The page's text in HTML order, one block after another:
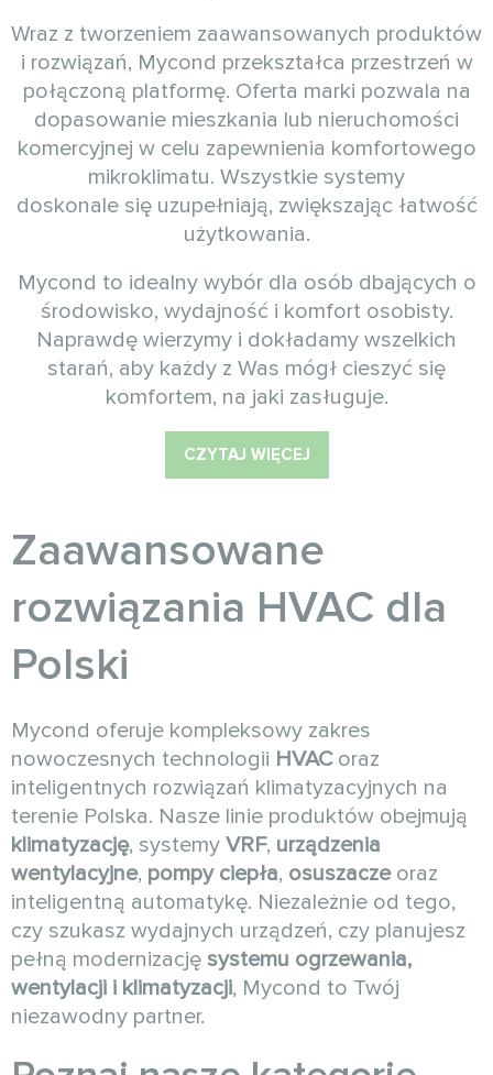
Wraz z tworzeniem zaawansowanych produktów
i rozwiązań, Mycond przekształca przestrzeń w
połączoną platformę. Oferta marki pozwala na
dopasowanie mieszkania lub nieruchomości
komercyjnej w celu zapewnienia komfortowego
mikroklimatu. Wszystkie systemy
doskonale się uzupełniają, zwiększając łatwość
użytkowania.
Mycond to idealny wybór dla osób dbających o
środowisko, wydajność i komfort osobisty.
Naprawdę wierzymy i dokładamy wszelkich
starań, aby każdy z Was mógł cieszyć się
komfortem, na jaki zasługuje.
CZYTAJ WIĘCEJ
Zaawansowane
rozwiązania HVAC dla
Polski
Mycond oferuje kompleksowy zakres
nowoczesnych technologii HVACoraz
inteligentnych rozwiązań klimatyzacyjnych na
terenie Polska. Nasze linie produktów obejmują
klimatyzację, systemy VRF, urządzenia
wentylacyjne, pompy ciepła, osuszaczeoraz
inteligentną automatykę. Niezależnie od tego,
czy szukasz wydajnych urządzeń, czy planujesz
pełną modernizację systemu ogrzewania,
wentylacji i klimatyzacji, Mycond to Twój
niezawodny partner.